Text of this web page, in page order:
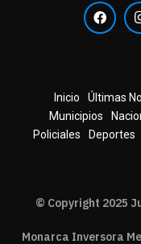
Inicio Últimas
Municipios
Policiales
Deportes
© Copyright 2025
Monarca Inversora